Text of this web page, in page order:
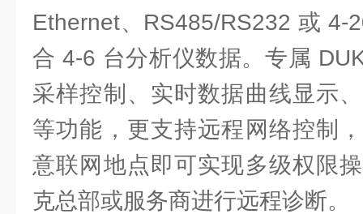
Ethernet、RS485/RS232 或 4-
合 4-6 台分析仪数据。专属
采样控制、实时数据曲线显示
等功能，更支持远程网络控制
意联网地点即可实现多级权限
克总部或服务商进行远程诊断。